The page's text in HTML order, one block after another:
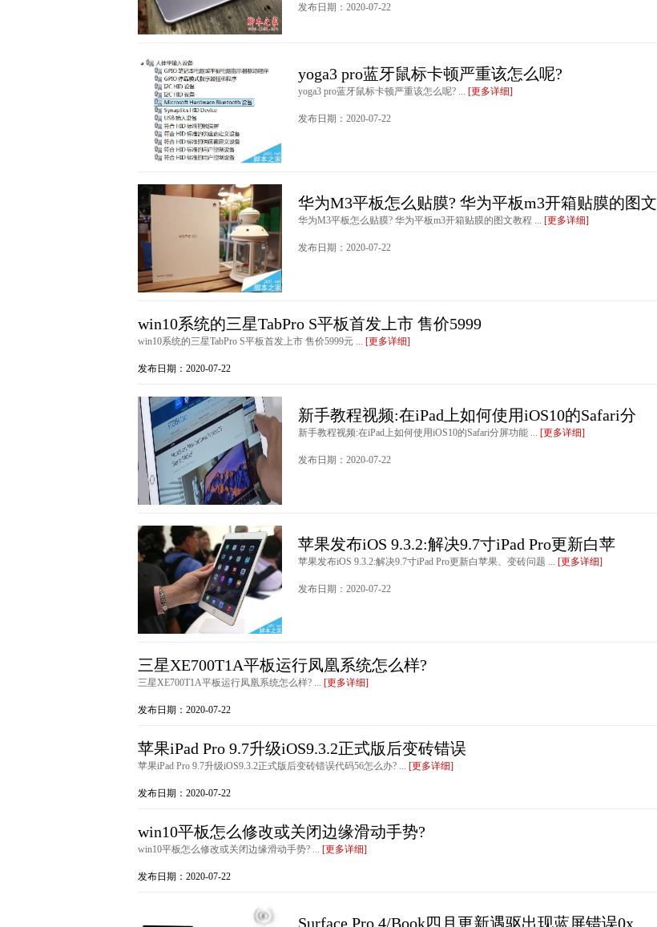
发布日期：2020-07-22
yoga3 pro蓝牙鼠标卡顿严重该怎么呢?
yoga3 pro蓝牙鼠标卡顿严重该怎么呢? ... [更多详细]
发布日期：2020-07-22
华为M3平板怎么贴膜? 华为平板m3开箱贴膜的图文
华为M3平板怎么贴膜? 华为平板m3开箱贴膜的图文教程 ... [更多详细]
发布日期：2020-07-22
win10系统的三星TabPro S平板首发上市 售价5999
win10系统的三星TabPro S平板首发上市 售价5999元 ... [更多详细]
发布日期：2020-07-22
新手教程视频:在iPad上如何使用iOS10的Safari分
新手教程视频:在iPad上如何使用iOS10的Safari分屏功能 ... [更多详细]
发布日期：2020-07-22
苹果发布iOS 9.3.2:解决9.7寸iPad Pro更新白苹
苹果发布iOS 9.3.2:解决9.7寸iPad Pro更新白苹果、变砖问题 ... [更多详细]
发布日期：2020-07-22
三星XE700T1A平板运行凤凰系统怎么样?
三星XE700T1A平板运行凤凰系统怎么样? ... [更多详细]
发布日期：2020-07-22
苹果iPad Pro 9.7升级iOS9.3.2正式版后变砖错误
苹果iPad Pro 9.7升级iOS9.3.2正式版后变砖错误代码56怎么办? ... [更多详细]
发布日期：2020-07-22
win10平板怎么修改或关闭边缘滑动手势?
win10平板怎么修改或关闭边缘滑动手势? ... [更多详细]
发布日期：2020-07-22
Surface Pro 4/Book四月更新遇驱出现蓝屏错误0x